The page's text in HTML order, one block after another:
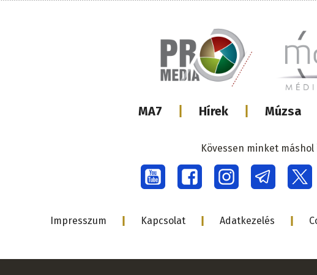
MA7 Hírek Múzsa
Kövessen minket máshol
Impresszum Kapcsolat Adatkezelés